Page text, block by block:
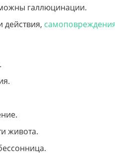
галлюцинации.
живота.